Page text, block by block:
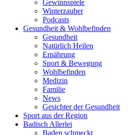
Gewinnspiele
Winterzauber
Podcasts
Gesundheit & Wohlbefinden
Gesundheit
Natürlich Heilen
Ernährung
Sport & Bewegung
Wohlbefinden
Medizin
Familie
News
Gesichter der Gesundheit
Sport aus der Region
Badisch Allerlei
Baden schmeckt